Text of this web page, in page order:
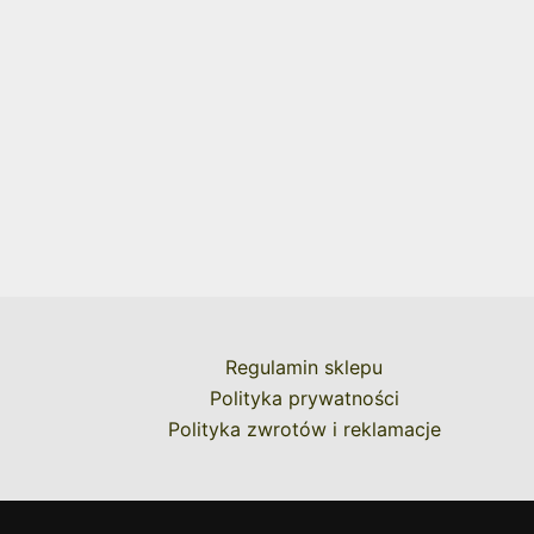
Regulamin sklepu
Polityka prywatności
Polityka zwrotów i reklamacje